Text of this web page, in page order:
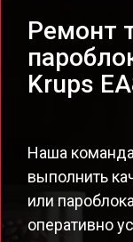
Ремонт
Krups
Наша
выполнить
или
оперативно